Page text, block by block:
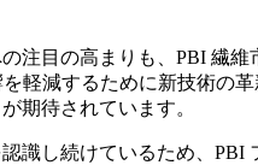
注目の高まりも、PBI 繊
軽減するために新技術の
期待されています。
識し続けているため、